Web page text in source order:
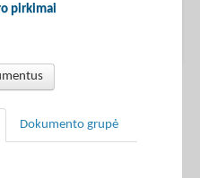
pirkimai
Dokumento grupė